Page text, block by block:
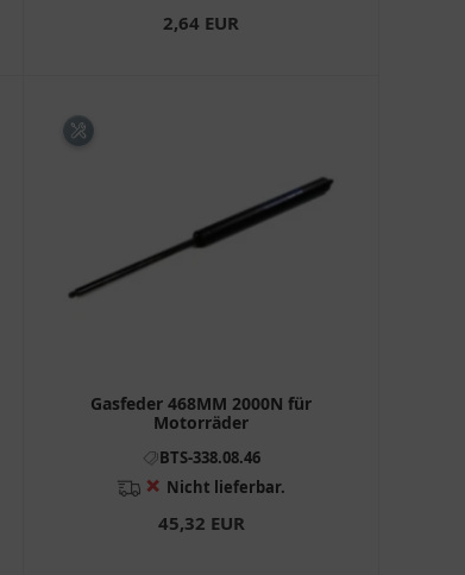
2,64 EUR
Gasfeder 468MM 2000N für
Motorräder
BTS-338.08.46
❌ Nicht lieferbar.
45,32 EUR